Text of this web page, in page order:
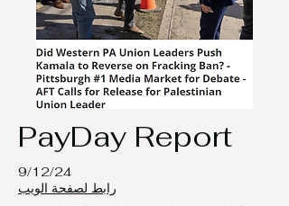
PayDay Report
9/12/24
رابط لصفحة الويب